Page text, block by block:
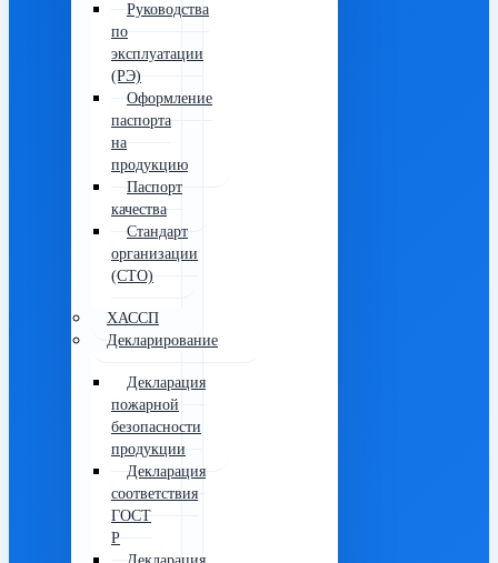
Руководства
по
эксплуатации
(РЭ)
Оформление
паспорта
на
продукцию
Паспорт
качества
Стандарт
организации
(СТО)
ХАССП
Декларирование
Декларация
пожарной
безопасности
продукции
Декларация
соответствия
ГОСТ
Р